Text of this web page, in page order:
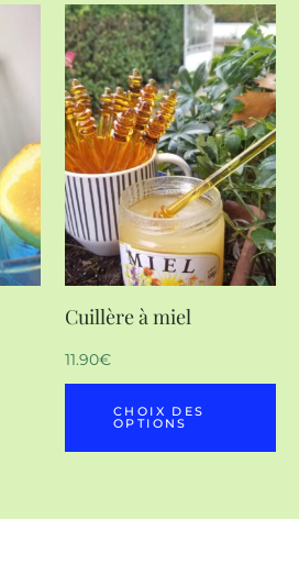
Cuillère à miel
11.90€
CHOIX DES
OPTIONS